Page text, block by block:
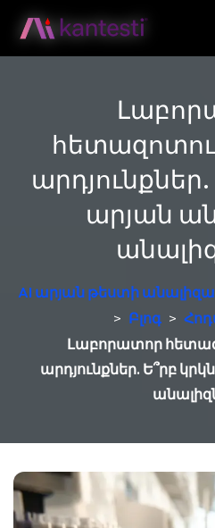
արդյունքներ.
արյան
AI արյան թեստի
> Բլոգ >
Լաբորատոր
արդյունքներ. Ե՞րբ